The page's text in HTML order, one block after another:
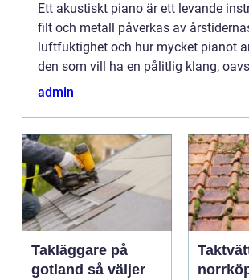
Ett akustiskt piano är ett levande
filt och metall påverkas av
luftfuktighet och hur mycket pianot
den som vill ha en pålitlig klang,
handlar om vardagsspel,
admin
Takläggare på
gotland så väljer